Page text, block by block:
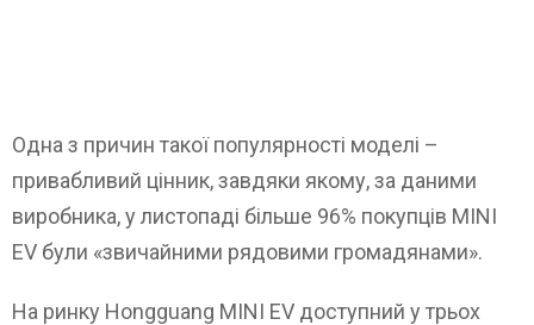
Одна з причин такої популярності моделі –
привабливий цінник, завдяки якому, за даними
виробника, у листопаді більше 96% покупців MINI
EV були «звичайними рядовими громадянами».
На ринку Hongguang MINI EV доступний у трьох